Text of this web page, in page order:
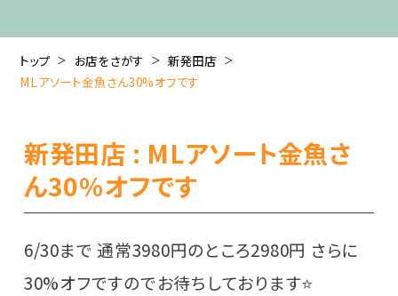
トップ お店をさがす
新発田店
MLアソート金魚さん30%オフです
新発田店 : MLアソート金魚さ
ん30%オフです
6/30まで 通常3980円のところ2980円 さらに
30%オフですのでお待ちしております⭐️